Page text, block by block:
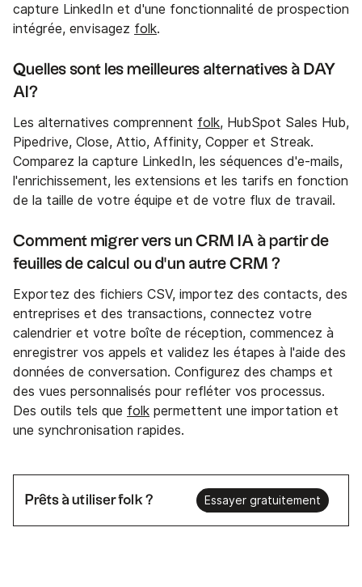
capture LinkedIn et d'une fonctionnalité de prospection
intégrée, envisagez folk.
Quelles sont les meilleures alternatives à DAY
AI?
Les alternatives comprennent folk, HubSpot Sales Hub,
Pipedrive, Close, Attio, Affinity, Copper et Streak.
Comparez la capture LinkedIn, les séquences d'e-mails,
l'enrichissement, les extensions et les tarifs en fonction
de la taille de votre équipe et de votre flux de travail.
Comment migrer vers un CRM IA à partir de
feuilles de calcul ou d'un autre CRM ?
Exportez des fichiers CSV, importez des contacts, des
entreprises et des transactions, connectez votre
calendrier et votre boîte de réception, commencez à
enregistrer vos appels et validez les étapes à l'aide des
données de conversation. Configurez des champs et
des vues personnalisés pour refléter vos processus.
Des outils tels que folk permettent une importation et
une synchronisation rapides.
Prêts à utiliser folk ? Essayer gratuitement